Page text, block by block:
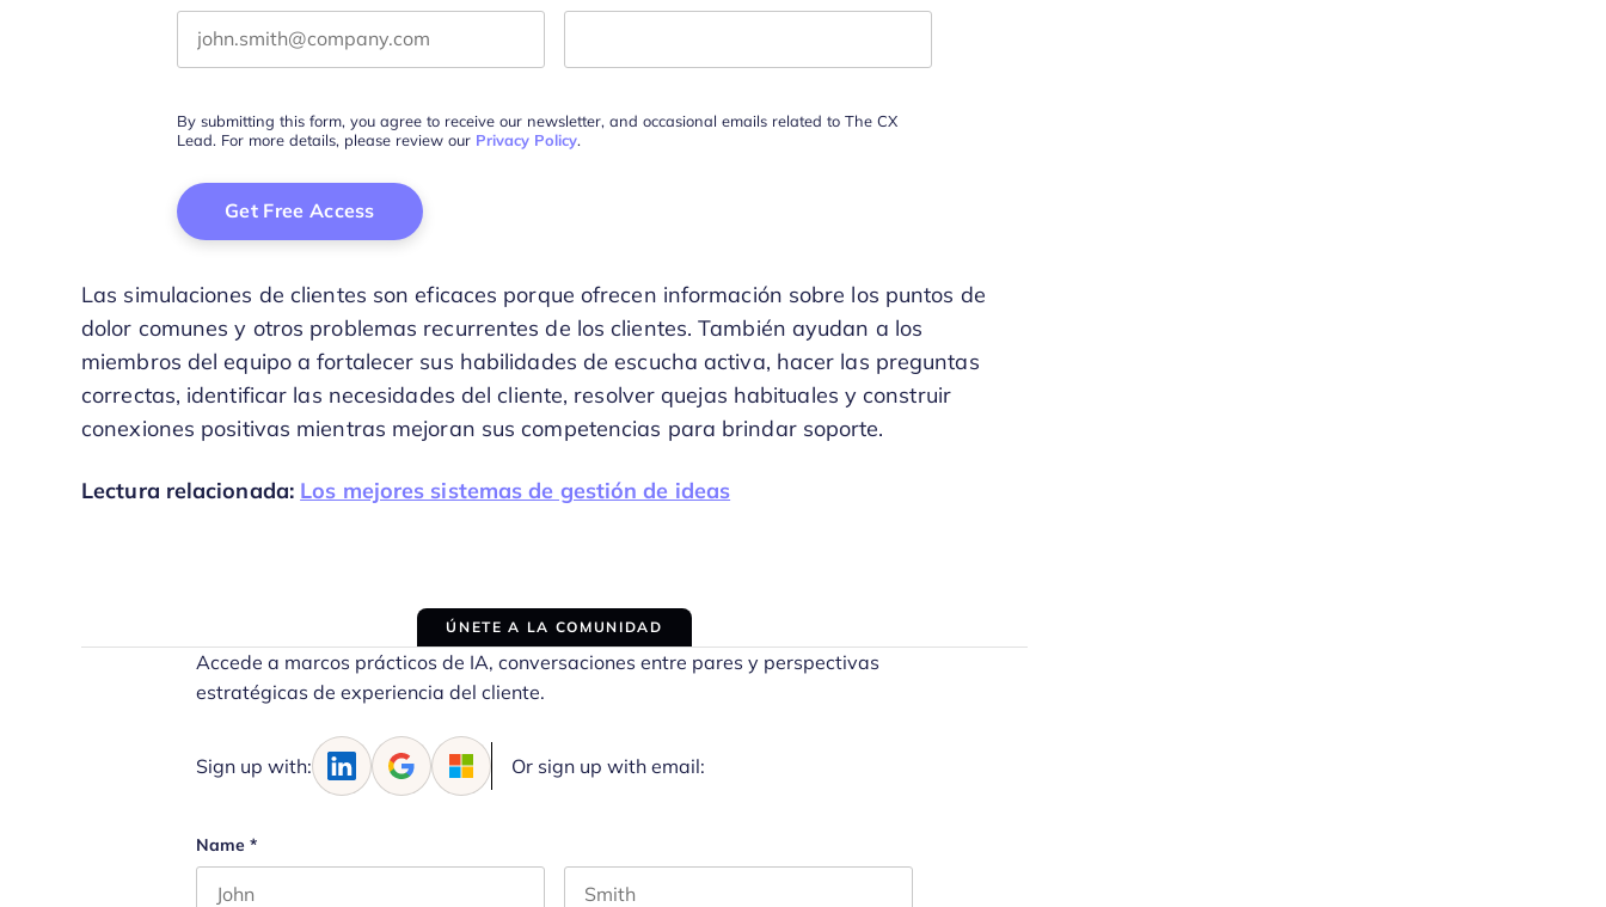
By submitting this form, you agree to receive our newsletter, and occasional emails related to The CX
Lead. For more details, please review our Privacy Policy.
Las simulaciones de clientes son eficaces porque ofrecen información sobre los puntos de
dolor comunes y otros problemas recurrentes de los clientes. También ayudan a los
miembros del equipo a fortalecer sus habilidades de escucha activa, hacer las preguntas
correctas, identificar las necesidades del cliente, resolver quejas habituales y construir
conexiones positivas mientras mejoran sus competencias para brindar soporte.
Lectura relacionada: Los mejores sistemas de gestión de ideas
ÚNETE A LA COMUNIDAD
Accede a marcos prácticos de IA, conversaciones entre pares y perspectivas
estratégicas de experiencia del cliente.
Sign up with: Or sign up with email:
Name *